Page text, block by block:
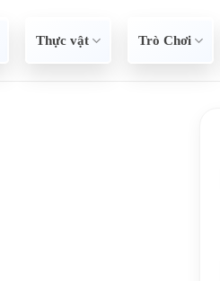
Thực vật Trò Chơi